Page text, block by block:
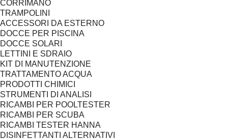
CORRIMANO
TRAMPOLINI
ACCESSORI DA ESTERNO
DOCCE PER PISCINA
DOCCE SOLARI
LETTINI E SDRAIO
KIT DI MANUTENZIONE
TRATTAMENTO ACQUA
PRODOTTI CHIMICI
STRUMENTI DI ANALISI
RICAMBI PER POOLTESTER
RICAMBI PER SCUBA
RICAMBI TESTER HANNA
DISINFETTANTI ALTERNATIVI